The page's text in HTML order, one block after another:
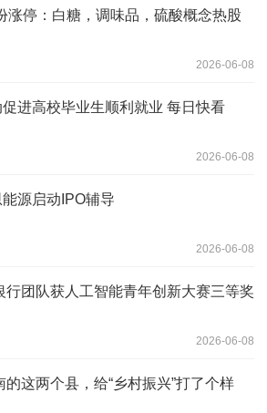
涨停：白糖，调味品，硫酸概念热股
2026-06-08
进高校毕业生顺利就业 每日快看
2026-06-08
源启动IPO辅导
2026-06-08
行团队获人工智能青年创新大赛三等奖
2026-06-08
这两个县，给“乡村振兴”打了个样